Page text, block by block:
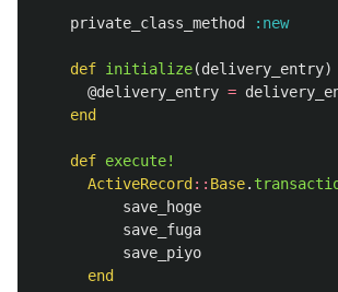
private_class_method :new
def initialize(delivery_entry)
@delivery_entry =
end
def execute!
ActiveRecord :: Base.
save_hoge
save_fuga
save_piyo
end